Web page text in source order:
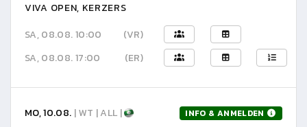
VIVA OPEN, KERZERS
SA, 08.08. 10:00
(VR)
SA, 08.08. 17:00
(ER)
MO, 10.08. | WT | ALL | INFO & ANMELDEN